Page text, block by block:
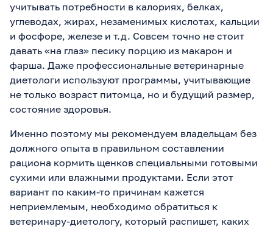
учитывать потребности в калориях, белках,
углеводах, жирах, незаменимых кислотах, кальции
и фосфоре, железе и т.д. Совсем точно не стоит
давать «на глаз» песику порцию из макарон и
фарша. Даже профессиональные ветеринарные
диетологи используют программы, учитывающие
не только возраст питомца, но и будущий размер,
состояние здоровья.
Именно поэтому мы рекомендуем владельцам без
должного опыта в правильном составлении
рациона кормить щенков специальными готовыми
сухими или влажными продуктами. Если этот
вариант по каким-то причинам кажется
неприемлемым, необходимо обратиться к
ветеринару-диетологу, который распишет, каких